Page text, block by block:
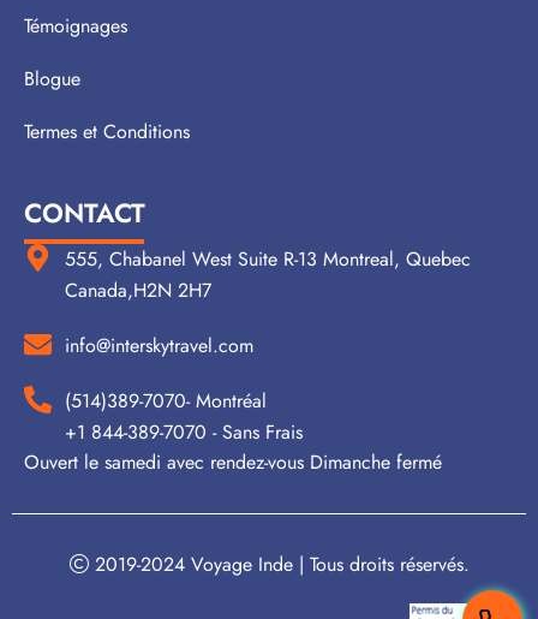
Témoignages
Blogue
Termes et Conditions
CONTACT
555, Chabanel West Suite R-13 Montreal, Quebec
Canada,H2N 2H7
info@interskytravel.com
(514)389-7070- Montréal
+1 844-389-7070 - Sans Frais
Ouvert le samedi avec rendez-vous Dimanche fermé
2019-2024 Voyage Inde | Tous droits réservés.